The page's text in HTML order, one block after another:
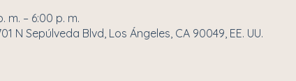
m. – 6:00 p. m.
N Sepúlveda Blvd, Los Ángeles, CA 90049, EE. UU.